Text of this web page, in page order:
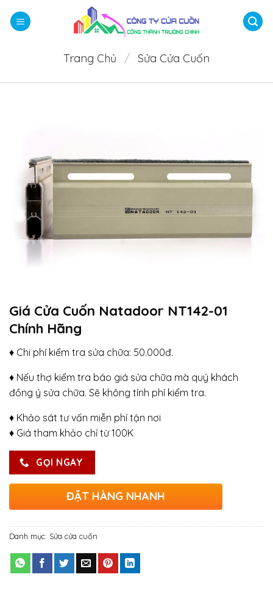
qua
Trang Chủ / Sửa Cửa Cuốn
Giá Cửa Cuốn Natadoor NT142-01
Chính Hãng
♦ Chi phí kiểm tra sửa chữa: 50.000đ.
♦ Nếu thợ kiểm tra báo giá sửa chữa mà quý khách
đồng ý sửa chữa. Sẽ không tính phí kiểm tra.
♦ Khảo sát tư vấn miễn phí tận nơi
♦ Giá tham khảo chỉ từ 100K
GỌI NGAY
ĐẶT HÀNG NHANH
Danh mục: Sửa cửa cuốn